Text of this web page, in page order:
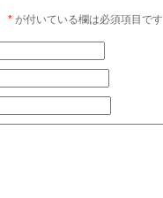
* が付いている欄は必須項目です